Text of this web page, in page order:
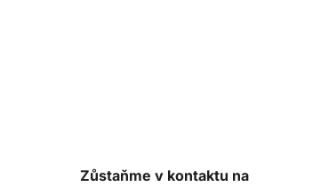
Zůstaňme v kontaktu na